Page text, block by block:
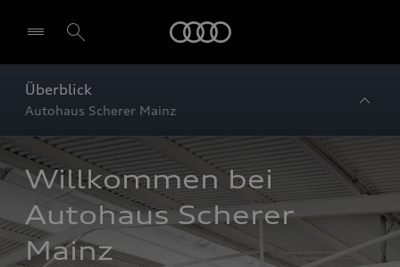
Überblick
Autohaus Scherer Mainz
Willkommen bei
Autohaus Scherer
Mainz